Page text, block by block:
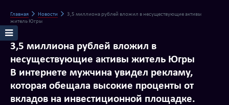
Главная Новости
3,5 миллиона рублей вложил в несуществующие активы
житель Югры
3,5 миллиона рублей вложил в
несуществующие активы житель Югры
В интернете мужчина увидел рекламу,
которая обещала высокие проценты от
вкладов на инвестиционной площадке.